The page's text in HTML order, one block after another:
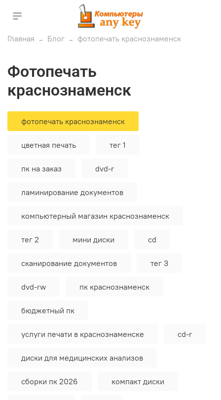
Главная Блог фотопечать краснознаменск
фотопечать
краснознаменск
фотопечать краснознаменск
цветная печать тег 1
пк на заказ dvd-r
ламинирование документов
компьютерный магазин краснознаменск
тег 2 мини диски cd
сканирование документов тег 3
dvd-rw пк краснознаменск
бюджетный пк
услуги печати в краснознаменске cd-r
диски для медицинских анализов
сборки пк 2026 компакт диски